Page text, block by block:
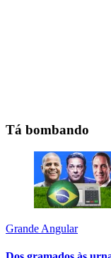
Tá bombando
Grande Angular